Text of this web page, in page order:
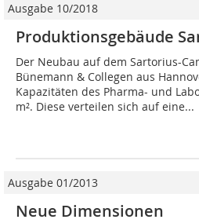
Ausgabe 10/2018
Produktionsgebäude
Der Neubau auf dem Sartorius-
Bünemann & Collegen aus
Kapazitäten des Pharma- und
m². Diese verteilen sich auf eine...
Ausgabe 01/2013
Neue Dimensionen